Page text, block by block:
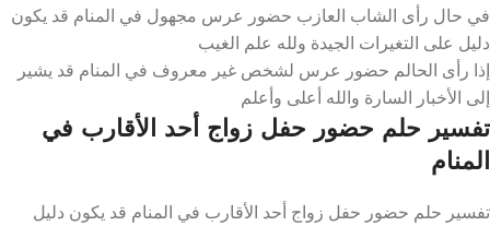
في حال رأى الشاب العازب حضور عرس مجهول في المنام قد يكون
دليل على التغيرات الجيدة ولله علم الغيب
إذا رأى الحالم حضور عرس لشخص غير معروف في المنام قد يشير
إلى الأخبار السارة والله أعلى وأعلم
تفسير حلم حضور حفل زواج أحد الأقارب في
المنام
تفسير حلم حضور حفل زواج أحد الأقارب في المنام قد يكون دليل